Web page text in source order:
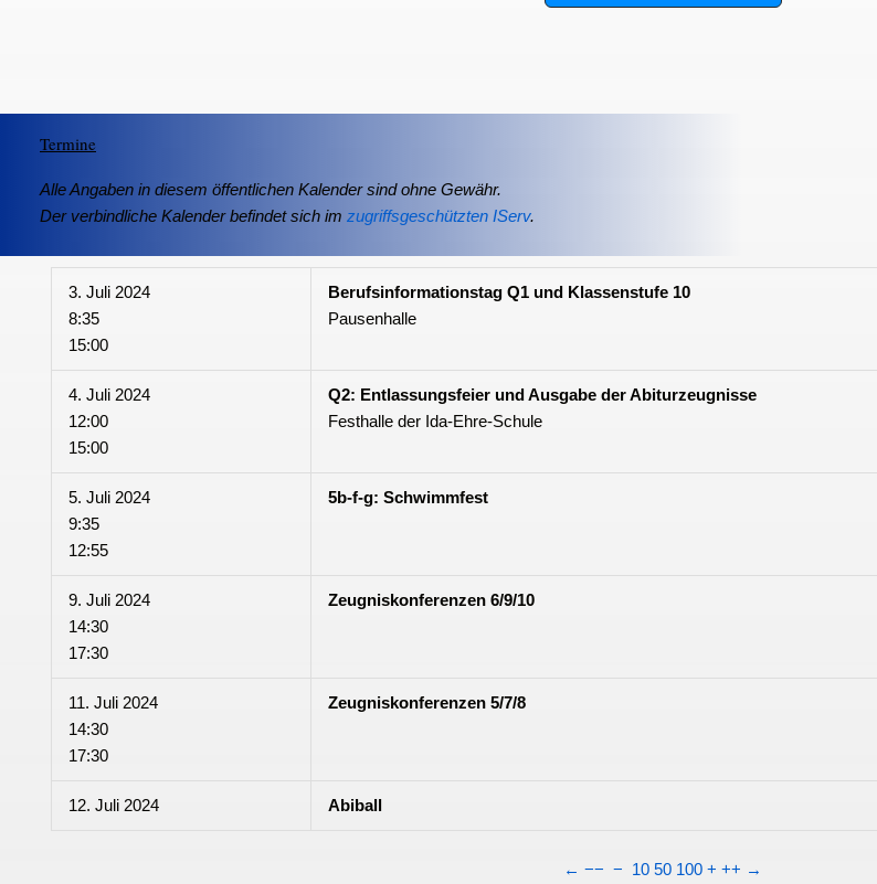
Termine
Alle Angaben in diesem öffentlichen Kalender sind ohne Gewähr.
Der verbindliche Kalender befindet sich im zugriffsgeschützten IServ.
3. Juli 2024
8:35
15:00
Berufsinformationstag Q1 und Klassenstufe 10
Pausenhalle
4. Juli 2024
12:00
15:00
Q2: Entlassungsfeier und Ausgabe der Abiturzeugnisse
Festhalle der Ida-Ehre-Schule
5. Juli 2024
9:35
12:55
5b-f-g: Schwimmfest
9. Juli 2024
14:30
17:30
Zeugniskonferenzen 6/9/10
11. Juli 2024
14:30
17:30
Zeugniskonferenzen 5/7/8
12. Juli 2024 Abiball
← −− − 10 50 100 + ++ →